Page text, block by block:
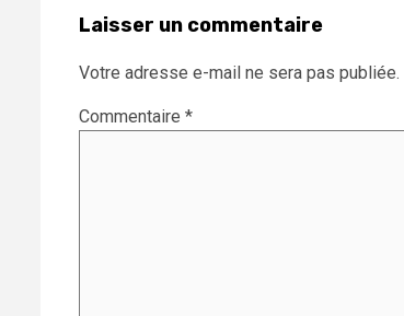
Laisser un commentaire
Votre adresse e-mail ne sera pas publiée.
Commentaire *